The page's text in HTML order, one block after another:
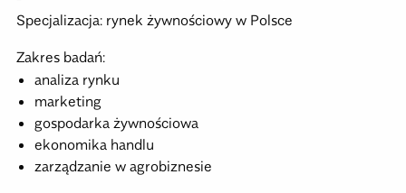
Specjalizacja: rynek żywnościowy w Polsce
Zakres badań:
analiza rynku
marketing
gospodarka żywnościowa
ekonomika handlu
zarządzanie w agrobiznesie